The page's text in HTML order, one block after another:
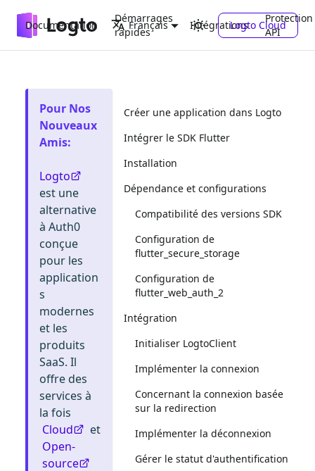
Documentation
Démarrages
rapides
Intégrations
Protection
API
Français Logto Cloud
Pour Nos
Nouveaux
Amis:
Logto
est une
alternative
à Auth0
conçue
pour les
application
s
modernes
et les
produits
SaaS. Il
offre des
services à
la fois
Cloud
et
Open-
source
Créer une application dans Logto
Intégrer le SDK Flutter
Installation
Dépendance et configurations
Compatibilité des versions SDK
Configuration de
flutter_secure_storage
Configuration de
flutter_web_auth_2
Intégration
Initialiser LogtoClient
Implémenter la connexion
Concernant la connexion basée
sur la redirection
Implémenter la déconnexion
Gérer le statut d'authentification